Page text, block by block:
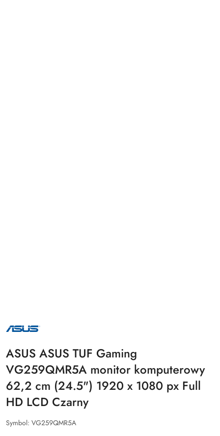
NAZWA
PRODUCENTA:
ASUS ASUS TUF Gaming
VG259QMR5A monitor komputerowy
62,2 cm (24.5") 1920 x 1080 px Full
HD LCD Czarny
Symbol: VG259QMR5A